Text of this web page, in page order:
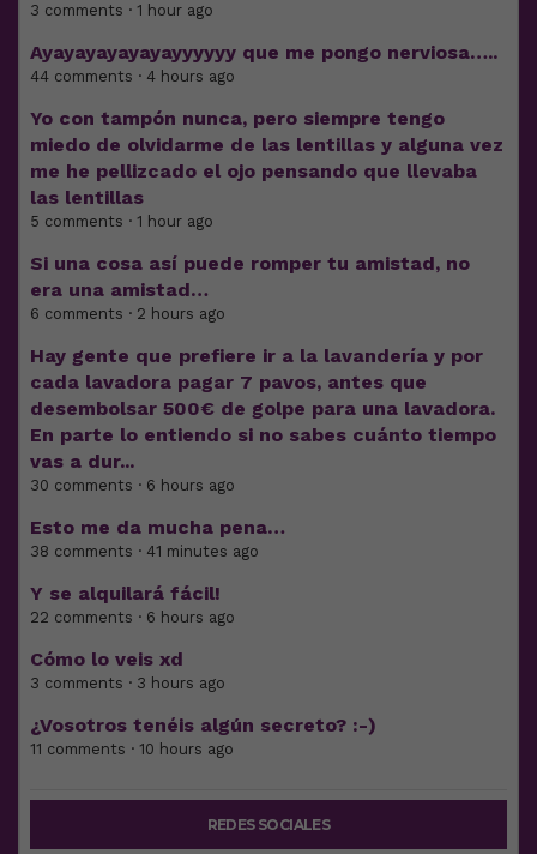
3 comments · 1 hour ago
Ayayayayayayayyyyyy que me pongo nerviosa…..
44 comments · 4 hours ago
Yo con tampón nunca, pero siempre tengo
miedo de olvidarme de las lentillas y alguna vez
me he pellizcado el ojo pensando que llevaba
las lentillas
5 comments · 1 hour ago
Si una cosa así puede romper tu amistad, no
era una amistad…
6 comments · 2 hours ago
Hay gente que prefiere ir a la lavandería y por
cada lavadora pagar 7 pavos, antes que
desembolsar 500€ de golpe para una lavadora.
En parte lo entiendo si no sabes cuánto tiempo
vas a dur...
30 comments · 6 hours ago
Esto me da mucha pena…
38 comments · 41 minutes ago
Y se alquilará fácil!
22 comments · 6 hours ago
Cómo lo veis xd
3 comments · 3 hours ago
¿Vosotros tenéis algún secreto? :-)
11 comments · 10 hours ago
REDES SOCIALES